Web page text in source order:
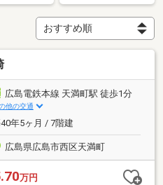
広島電鉄本線 天満町駅 徒歩1分
他の交通
年5ヶ月 / 7階建
広島県広島市西区天満町
万円